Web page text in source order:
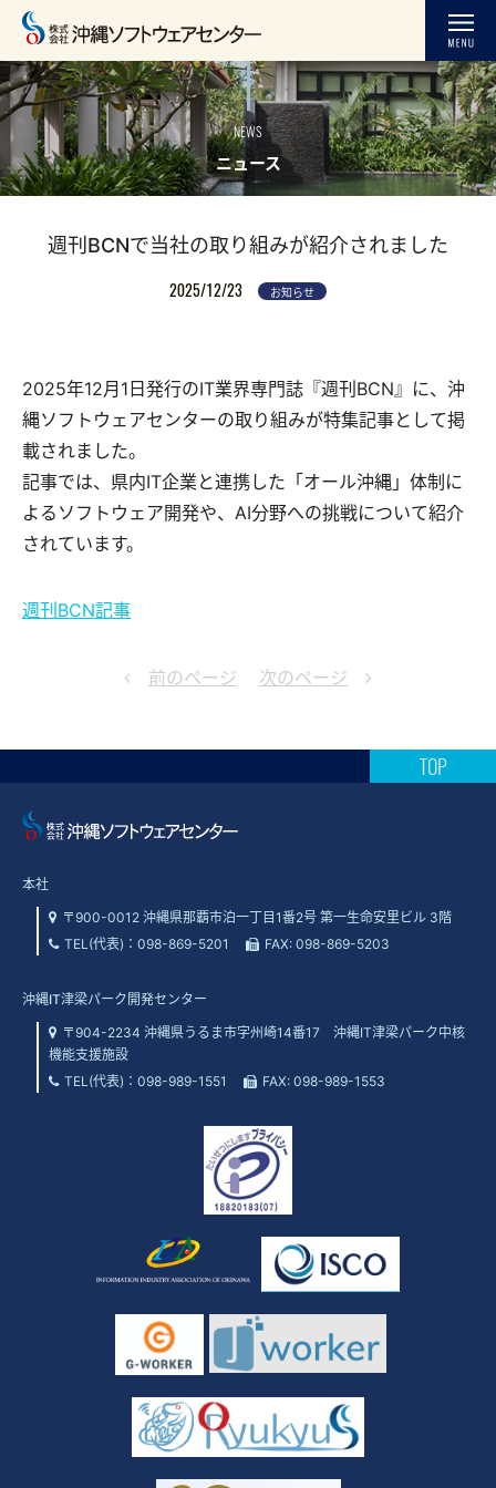
NEWS
ニュース
週刊BCNで当社の取り組みが紹介されました
2025/12/23
お知らせ
2025年12月1日発行のIT業界専門誌『週刊BCN』に、沖
縄ソフトウェアセンターの取り組みが特集記事として掲
載されました。
記事では、県内IT企業と連携した「オール沖縄」体制に
よるソフトウェア開発や、AI分野への挑戦について紹介
されています。
週刊BCN記事
前のページ 次のページ
TOP
本社
〒900-0012 沖縄県那覇市泊一丁目1番2号 第一生命安里ビル 3階
TEL(代表)： 098-869-5201 FAX: 098-869-5203
沖縄IT津梁パーク開発センター
〒904-2234 沖縄県うるま市字州崎14番17 沖縄IT津梁パーク中核
機能支援施設
TEL(代表)： 098-989-1551 FAX: 098-989-1553